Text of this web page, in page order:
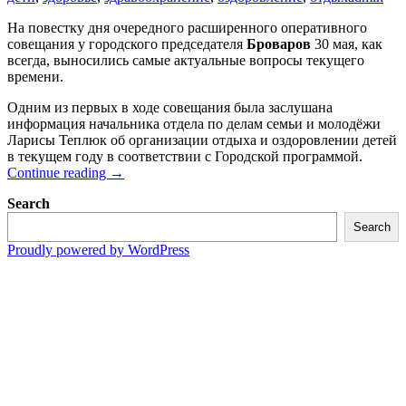
На повестку дня очередного расширенного оперативного
совещания у городского председателя Броваров 30 мая, как
всегда, выносились самые актуальные вопросы текущего
времени.
Одним из первых в ходе совещания была заслушана
информация начальника отдела по делам семьи и молодёжи
Ларисы Теплюк об организации отдыха и оздоровлении детей
в текущем году в соответствии с Городской программой.
Continue reading Оздоровление
→
Search
Search
Proudly powered by WordPress